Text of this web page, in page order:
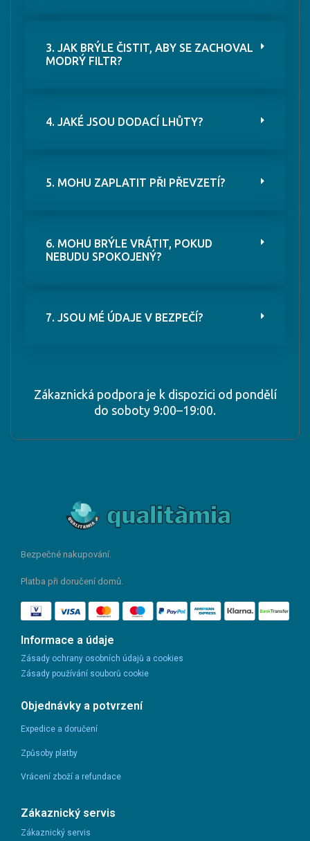
3. JAK BRÝLE ČISTIT, ABY SE ZACHOVAL
MODRÝ FILTR?
4. JAKÉ JSOU DODACÍ LHŮTY?
5. MOHU ZAPLATIT PŘI PŘEVZETÍ?
6. MOHU BRÝLE VRÁTIT, POKUD
NEBUDU SPOKOJENÝ?
7. JSOU MÉ ÚDAJE V BEZPEČÍ?
Zákaznická podpora je k dispozici od pondělí
do soboty 9:00–19:00.
Bezpečné nakupování.
Platba při doručení domů.
Informace a údaje
Zásady ochrany osobních údajů a cookies
Zásady používání souborů cookie
Objednávky a potvrzení
Expedice a doručení
Způsoby platby
Vrácení zboží a refundace
Zákaznický servis
Zákaznický servis